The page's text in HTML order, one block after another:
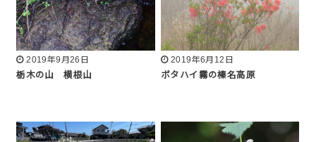
2019年9月26日
栃木の山 横根山
2019年6月12日
ボタハイ霧の榛名高原